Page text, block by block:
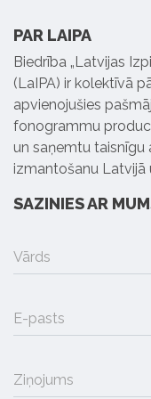
PAR LAIPA
Biedrība „Latvijas
(LaIPA) ir kolektīvā
apvienojušies
fonogrammu
un saņemtu
izmantošanu Latvijā
SAZINIES AR
Vārds
E-pasts
Ziņojums